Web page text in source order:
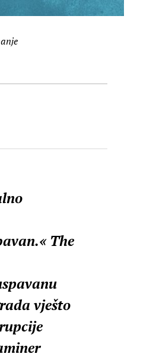
The
vješto